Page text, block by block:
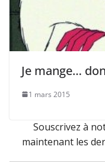
Je mange…
1 mars 2015